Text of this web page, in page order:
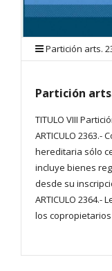
Partición arts.
Partición
TITULO VIII
ARTICULO
hereditaria sólo
incluye bienes
desde su
ARTICULO
los